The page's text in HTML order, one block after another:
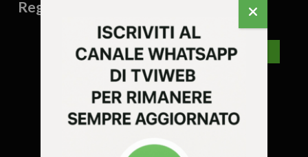
Regione Veneto”
VICENZA